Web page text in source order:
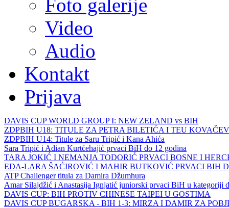
Foto galerije
Video
Audio
Kontakt
Prijava
DAVIS CUP WORLD GROUP I: NEW ZELAND vs BIH
ZDPBIH U18: TITULE ZA PETRA BILETIĆA I TEU
ZDPBIH U14: Titule za Saru Tripić i Kana Ahića
Sara Tripić i Adian Kurtćehajić prvaci BiH do 12 godina
TARA JOKIĆ I NEMANJA TODORIĆ PRVACI BOSNE I
EDA-LARA ŠAĆIROVIĆ I MAHIR BUTKOVIĆ PRVACI BIH
ATP Challenger titula za Damira Džumhura
Amar Silajdžić i Anastasija Ignjatić juniorski prvaci BiH u kategoriji
DAVIS CUP: BIH PROTIV CHINESE TAIPEI U GOSTIMA
DAVIS CUP BUGARSKA - BIH 1-3: MIRZA I DAMIR ZA